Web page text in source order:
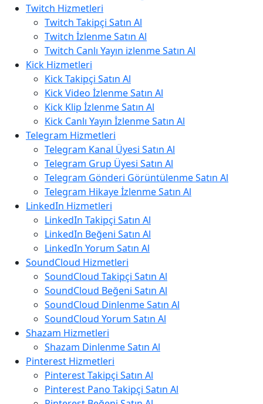
Twitch Hizmetleri
Twitch Takipçi Satın Al
Twitch İzlenme Satın Al
Twitch Canlı Yayın izlenme Satın Al
Kick Hizmetleri
Kick Takipçi Satın Al
Kick Video İzlenme Satın Al
Kick Klip İzlenme Satın Al
Kick Canlı Yayın İzlenme Satın Al
Telegram Hizmetleri
Telegram Kanal Üyesi Satın Al
Telegram Grup Üyesi Satın Al
Telegram Gönderi Görüntülenme Satın Al
Telegram Hikaye İzlenme Satın Al
LinkedIn Hizmetleri
LinkedIn Takipçi Satın Al
LinkedIn Beğeni Satın Al
LinkedIn Yorum Satın Al
SoundCloud Hizmetleri
SoundCloud Takipçi Satın Al
SoundCloud Beğeni Satın Al
SoundCloud Dinlenme Satın Al
SoundCloud Yorum Satın Al
Shazam Hizmetleri
Shazam Dinlenme Satın Al
Pinterest Hizmetleri
Pinterest Takipçi Satın Al
Pinterest Pano Takipçi Satın Al